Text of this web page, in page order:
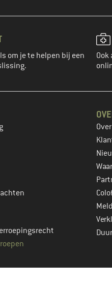
om je te helpen bij een